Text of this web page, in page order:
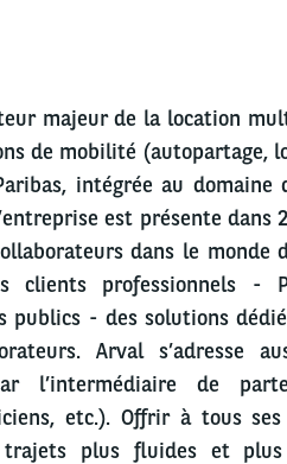
majeur de la location
de mobilité (autopartage,
intégrée au domaine
est présente
dans le monde
clients professionnels -
publics - des solutions
Arval s’adresse
l’intermédiaire de
etc.). Offrir à tous
plus fluides et plus